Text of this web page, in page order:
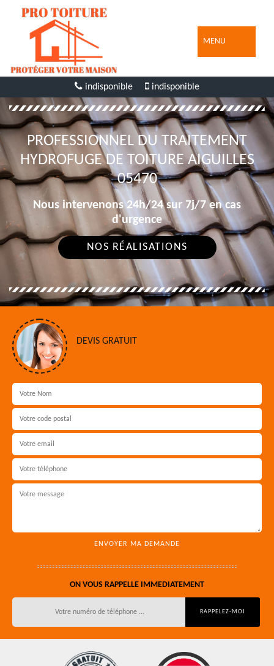
MENU
indisponible indisponible
PROFESSIONNEL DU TRAITEMENT
HYDROFUGE DE TOITURE AIGUILLES
05470
Nous intervenons 24h/24 sur 7j/7 en cas
d'urgence
NOS RÉALISATIONS
DEVIS GRATUIT
ON VOUS RAPPELLE IMMEDIATEMENT